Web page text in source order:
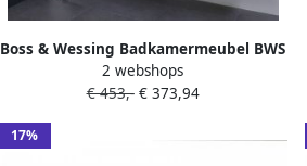
Boss & Wessing Badkamermeubel BWS
Pepper Acryl Wastafel Met Kraangat
80x55x46 cm Eiken
2 webshops
€ 453,-€ 373,94
17%